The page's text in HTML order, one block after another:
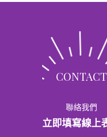
CONTACT
聯絡我們
立即填寫線上